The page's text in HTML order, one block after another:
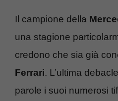
Il campione della
una stagione
credono che sia già
Ferrari. L’ultima
parole i suoi numerosi